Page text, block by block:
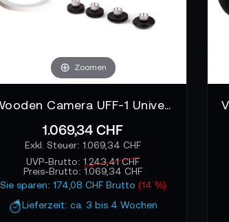
Zoomen
Wooden Camera UFF-1 Universal Follow Focus - Base
1.069,34 CHF
1.069,34 CHF
UVP-Brutto:1.243,41 CHF
Preis-Brutto:1.069,34 CHF
Sie sparen: 174,08 CHF Brutto (14 %)
Lieferzeit: ca. 3 bis 4 Wochen